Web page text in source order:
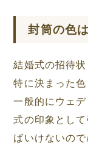
封筒の色
結婚式の招待
特に決まった色
一般的にウェ
式の印象とし
ばいけないの